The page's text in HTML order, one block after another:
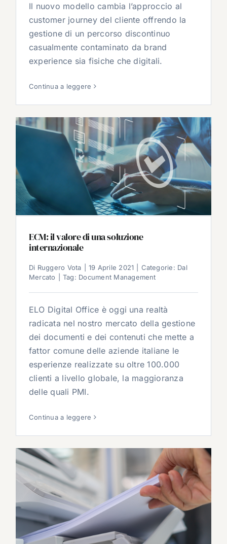
Il nuovo modello cambia l’approccio al
customer journey del cliente offrendo la
gestione di un percorso discontinuo
casualmente contaminato da brand
experience sia fisiche che digitali.
Continua a leggere
ECM: il valore di una soluzione
internazionale
Di Ruggero Vota 19 Aprile 2021 Categorie: Dal
Mercato
Tag: Document Management
ELO Digital Office è oggi una realtà
radicata nel nostro mercato della gestione
dei documenti e dei contenuti che mette a
fattor comune delle aziende italiane le
esperienze realizzate su oltre 100.000
clienti a livello globale, la maggioranza
delle quali PMI.
Continua a leggere